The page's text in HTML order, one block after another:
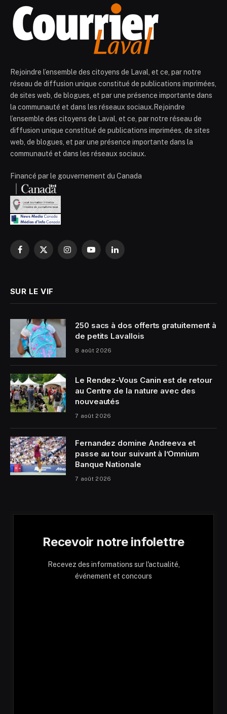
Rejoindre l’ensemble des citoyens de Laval, et ce, par notre
réseau de diffusion unique constitué de publications imprimées,
de sites web, de blogues, et par une présence importante dans
la communauté et dans les réseaux sociaux.Rejoindre
l’ensemble des citoyens de Laval, et ce, par notre réseau de
diffusion unique constitué de publications imprimées, de sites
web, de blogues, et par une présence importante dans la
communauté et dans les réseaux sociaux.
Financé par le gouvernement du Canada
Facebook
X
InstagramYouTubeLinkedIn
SUR LE VIF
250 sacs à dos offerts gratuitement à
de petits Lavallois
8 août 2026
Le Rendez-Vous Canin est de retour
au Centre de la nature avec des
nouveautés
7 août 2026
Fernandez domine Andreeva et
passe au tour suivant à l’Omnium
Banque Nationale
7 août 2026
Recevoir notre infolettre
Recevez des informations sur l'actualité,
événement et concours